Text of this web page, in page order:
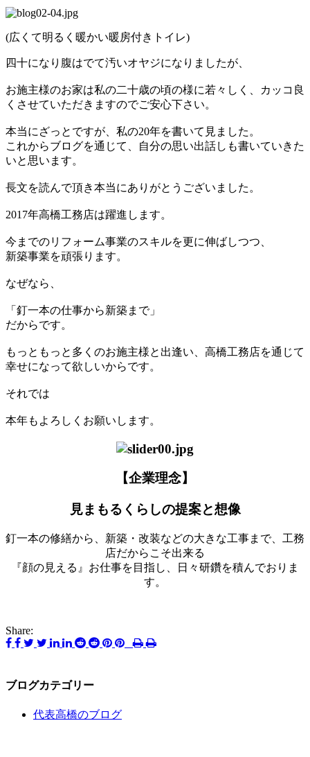
(広くて明るく暖かい暖房付きトイレ)
四十になり腹はでて汚いオヤジになりましたが、
お施主様のお家は私の二十歳の頃の様に若々しく、カッコ良
くさせていただきますのでご安心下さい。
本当にざっとですが、私の20年を書いて見ました。
これからブログを通じて、自分の思い出話しも書いていきた
いと思います。
長文を読んで頂き本当にありがとうございました。
2017年高橋工務店は躍進します。
今までのリフォーム事業のスキルを更に伸ばしつつ、
新築事業を頑張ります。
なぜなら、
「釘一本の仕事から新築まで」
だからです。
もっともっと多くのお施主様と出逢い、高橋工務店を通じて
幸せになって欲しいからです。
それでは
本年もよろしくお願いします。
【企業理念】
見まもるくらしの提案と想像
釘一本の修繕から、新築・改装などの大きな工事まで、工務
店だからこそ出来る
『顔の見える』お仕事を目指し、日々研鑽を積んでおりま
す。
Share:
ブログカテゴリー
代表高橋のブログ